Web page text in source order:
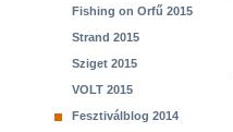
Fishing on Orfű 2015
Strand 2015
Sziget 2015
VOLT 2015
Fesztiválblog 2014